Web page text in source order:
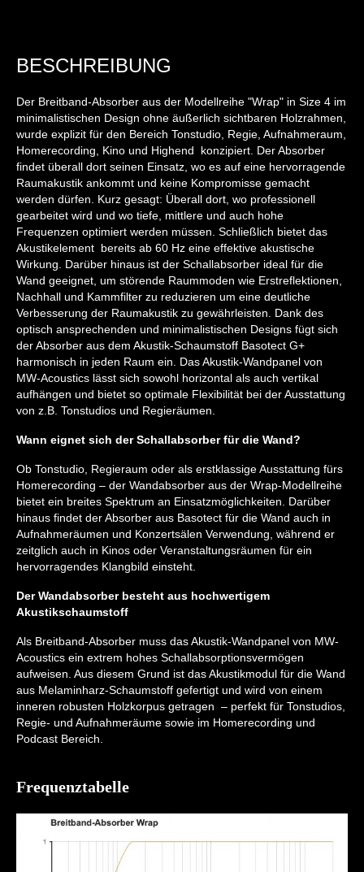
BESCHREIBUNG
Der Breitband-Absorber aus der Modellreihe "Wrap" in Size 4 im
minimalistischen Design ohne äußerlich sichtbaren Holzrahmen,
wurde explizit für den Bereich Tonstudio, Regie, Aufnahmeraum,
Homerecording, Kino und Highend konzipiert. Der Absorber
findet überall dort seinen Einsatz, wo es auf eine hervorragende
Raumakustik ankommt und keine Kompromisse gemacht
werden dürfen. Kurz gesagt: Überall dort, wo professionell
gearbeitet wird und wo tiefe, mittlere und auch hohe
Frequenzen optimiert werden müssen. Schließlich bietet das
Akustikelement bereits ab 60 Hz eine effektive akustische
Wirkung. Darüber hinaus ist der Schallabsorber ideal für die
Wand geeignet, um störende Raummoden wie Erstreflektionen,
Nachhall und Kammfilter zu reduzieren um eine deutliche
Verbesserung der Raumakustik zu gewährleisten. Dank des
optisch ansprechenden und minimalistischen Designs fügt sich
der Absorber aus dem Akustik-Schaumstoff Basotect G+
harmonisch in jeden Raum ein. Das Akustik-Wandpanel von
MW-Acoustics lässt sich sowohl horizontal als auch vertikal
aufhängen und bietet so optimale Flexibilität bei der Ausstattung
von z.B. Tonstudios und Regieräumen.
Wann eignet sich der Schallabsorber für die Wand?
Ob Tonstudio, Regieraum oder als erstklassige Ausstattung fürs
Homerecording – der Wandabsorber aus der Wrap-Modellreihe
bietet ein breites Spektrum an Einsatzmöglichkeiten. Darüber
hinaus findet der Absorber aus Basotect für die Wand auch in
Aufnahmeräumen und Konzertsälen Verwendung, während er
zeitglich auch in Kinos oder Veranstaltungsräumen für ein
hervorragendes Klangbild einsteht.
Der Wandabsorber besteht aus hochwertigem
Akustikschaumstoff
Als Breitband-Absorber muss das Akustik-Wandpanel von MW-
Acoustics ein extrem hohes Schallabsorptionsvermögen
aufweisen. Aus diesem Grund ist das Akustikmodul für die Wand
aus Melaminharz-Schaumstoff gefertigt und wird von einem
inneren robusten Holzkorpus getragen – perfekt für Tonstudios,
Regie- und Aufnahmeräume sowie im Homerecording und
Podcast Bereich.
Frequenztabelle